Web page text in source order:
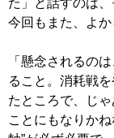
今回もまた、よか
「懸念されるの
ること。消耗戦
たところで、じ
ことにもなりか